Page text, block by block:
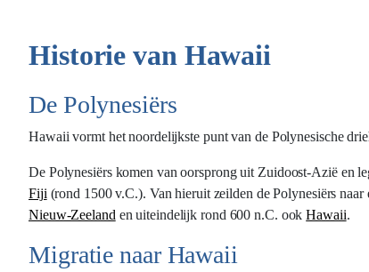
Historie van Hawaii
De Polynesiërs
Hawaii vormt het noordelijkste punt van de Polynesische
De Polynesiërs komen van oorsprong uit Zuidoost-Azië en
Fiji (rond 1500 v.C.). Van hieruit zeilden de Polynesiërs
Nieuw-Zeeland en uiteindelijk rond 600 n.C. ookHawaii.
Migratie naar Hawaii